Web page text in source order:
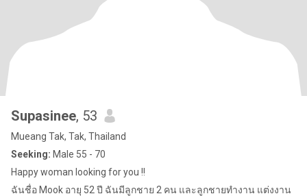
Supasinee, 53
Mueang Tak, Tak, Thailand
Seeking: Male 55 - 70
Happy woman looking for you !!
ฉันชื่อ Mook อายุ 52 ปี ฉันมีลูกชาย 2 คน และลูกชายทำงาน แต่งงาน